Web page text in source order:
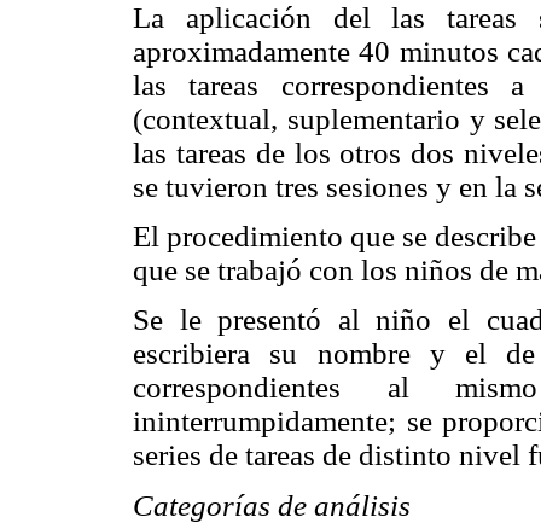
La aplicación del las
aproximadamente 40 minutos
las tareas correspondientes
(contextual, suplementario y
las tareas de los otros dos
se tuvieron tres sesiones y en la
El procedimiento que se
que se trabajó con los niños de
Se le presentó al niño el
escribiera su nombre y el
correspondientes al
ininterrumpidamente; se
series de tareas de distinto nivel
Categorías de análisis